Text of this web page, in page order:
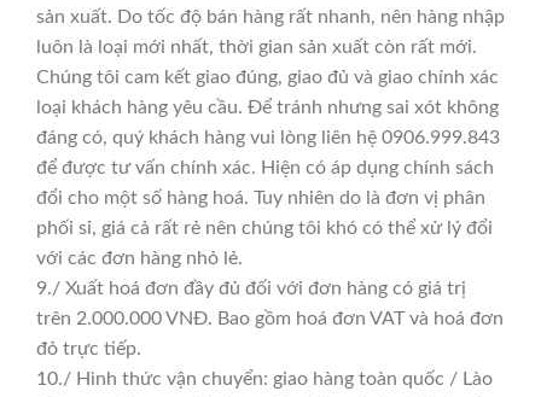
sản xuất. Do tốc độ bán hàng rất nhanh, nên hàng nhập
luôn là loại mới nhất, thời gian sản xuất còn rất mới.
Chúng tôi cam kết giao đúng, giao đủ và giao chính xác
loại khách hàng yêu cầu. Để tránh nhưng sai xót không
đáng có, quý khách hàng vui lòng liên hệ 0906.999.843
để được tư vấn chính xác. Hiện có áp dụng chính sách
đổi cho một số hàng hoá. Tuy nhiên do là đơn vị phân
phối sỉ, giá cả rất rẻ nên chúng tôi khó có thể xử lý đổi
với các đơn hàng nhỏ lẻ.
9./ Xuất hoá đơn đầy đủ đối với đơn hàng có giá trị
trên 2.000.000 VNĐ. Bao gồm hoá đơn VAT và hoá đơn
đỏ trực tiếp.
10./ Hình thức vận chuyển: giao hàng toàn quốc / Lào